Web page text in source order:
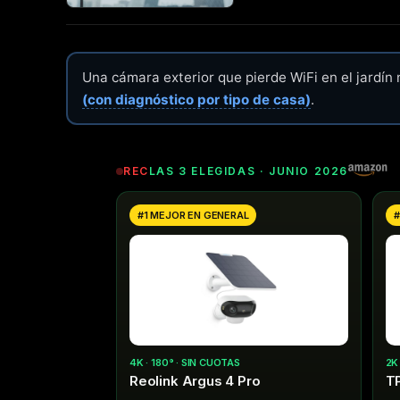
Una cámara exterior que pierde WiFi en el
(con diagnóstico por tipo de casa).
REC LAS 3 ELEGIDAS · JUNIO 2026
#1 MEJOR EN GENERAL
4K · 180° · SIN CUOTAS
Reolink Argus 4 Pro